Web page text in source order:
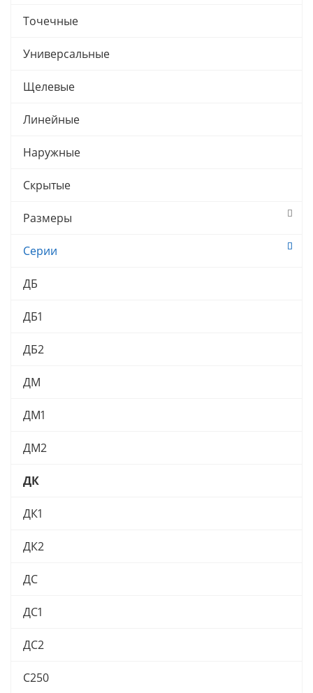
Точечные
Универсальные
Щелевые
Линейные
Наружные
Скрытые
Размеры
Серии
ДБ
ДБ1
ДБ2
ДМ
ДМ1
ДМ2
ДК
ДК1
ДК2
ДС
ДС1
ДС2
С250